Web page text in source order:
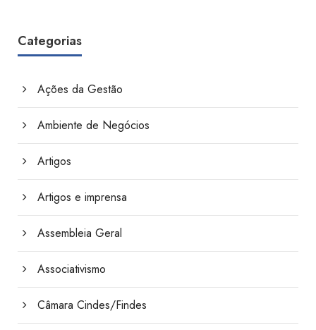
Categorias
Ações da Gestão
Ambiente de Negócios
Artigos
Artigos e imprensa
Assembleia Geral
Associativismo
Câmara Cindes/Findes